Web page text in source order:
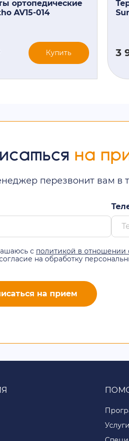
ортопедические
AV15-014
Купить 3
на
перезвонит вам в
с политикой в отношении
на обработку
на прием
Услуги